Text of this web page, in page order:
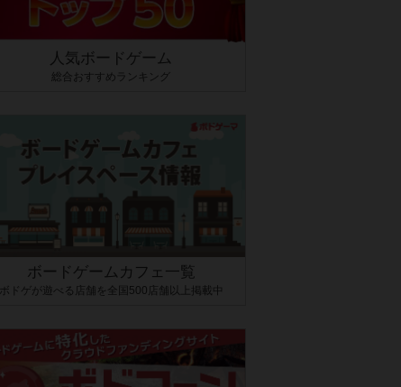
人気ボードゲーム
総合おすすめランキング
ボードゲームカフェ一覧
ボドゲが遊べる店舗を全国500店舗以上掲載中